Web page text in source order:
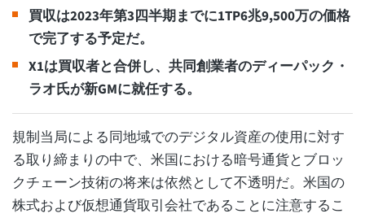
買収は2023年第3四半期までに1TP6兆9,500万の価格
で完了する予定だ。
X1は買収者と合併し、共同創業者のディーパック・
ラオ氏が新GMに就任する。
規制当局による同地域でのデジタル資産の使用に対す
る取り締まりの中で、米国における暗号通貨とブロッ
クチェーン技術の将来は依然として不透明だ。米国の
株式および仮想通貨取引会社であることに注意するこ